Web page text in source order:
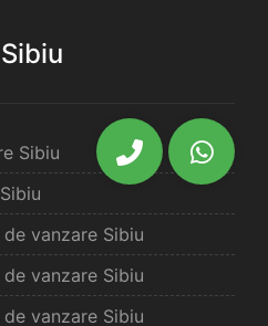
Sibiu
vanzare Sibiu
vanzare Sibiu
vanzare Sibiu